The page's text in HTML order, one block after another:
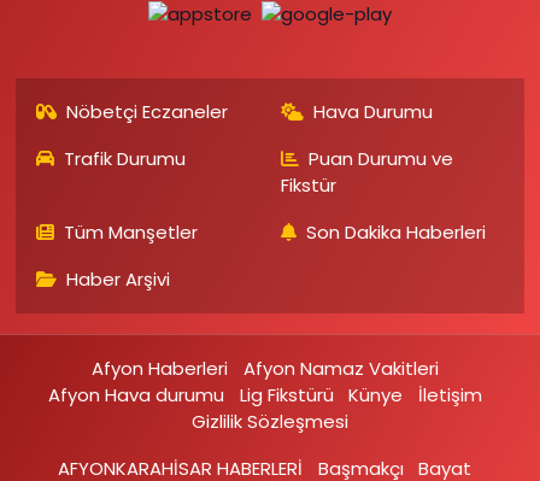
Nöbetçi Eczaneler
Hava Durumu
Trafik Durumu
Puan Durumu ve
Fikstür
Tüm Manşetler
Son Dakika Haberleri
Haber Arşivi
Afyon Haberleri
Afyon Namaz Vakitleri
Afyon Hava durumu
Lig Fikstürü Künye
İletişim
Gizlilik Sözleşmesi
AFYONKARAHİSAR HABERLERİ
Başmakçı Bayat